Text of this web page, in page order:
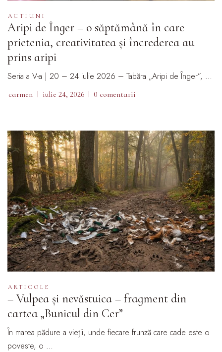
ACTIUNI
Aripi de Înger – o săptămână în care
prietenia, creativitatea și încrederea au
prins aripi
Seria a V-a | 20 – 24 iulie 2026 – Tabăra „Aripi de Înger”, …
carmen iulie 24, 2026 0 comentarii
ARTICOLE
– Vulpea și nevăstuica – fragment din
cartea „Bunicul din Cer”
În marea pădure a vieții, unde fiecare frunză care cade este o
poveste, o …